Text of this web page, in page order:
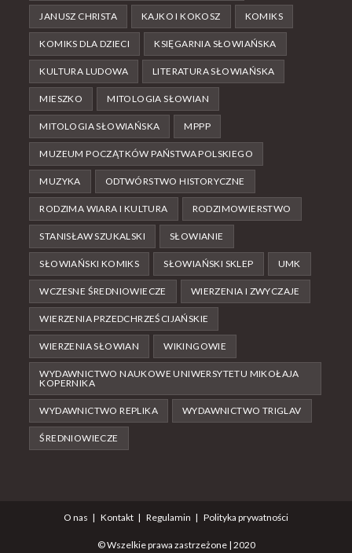
JANUSZ CHRISTA KAJKO I KOKOSZ KOMIKS
KOMIKS DLA DZIECI KSIĘGARNIA SŁOWIAŃSKA
KULTURA LUDOWA LITERATURA SŁOWIAŃSKA
MIESZKO MITOLOGIA SŁOWIAN
MITOLOGIA SŁOWIAŃSKA MPPP
MUZEUM POCZĄTKÓW PAŃSTWA POLSKIEGO
MUZYKA ODTWÓRSTWO HISTORYCZNE
RODZIMA WIARA I KULTURA RODZIMOWIERSTWO
STANISŁAW SZUKALSKI SŁOWIANIE
SŁOWIAŃSKI KOMIKS SŁOWIAŃSKI SKLEP UMK
WCZESNE ŚREDNIOWIECZE WIERZENIA I ZWYCZAJE
WIERZENIA PRZEDCHRZEŚCIJAŃSKIE
WIERZENIA SŁOWIAN WIKINGOWIE
WYDAWNICTWO NAUKOWE UNIWERSYTETU MIKOŁAJA
KOPERNIKA
WYDAWNICTWO REPLIKA WYDAWNICTWO TRIGLAV
ŚREDNIOWIECZE
O nas Kontakt Regulamin Polityka prywatności
© Wszelkie prawa zastrzeżone | 2020